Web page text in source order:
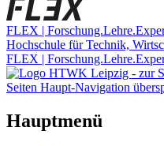
FLEX |
Hochschule für Technik,
FLEX |
Seiten Haupt-Navigation
Hauptmenü